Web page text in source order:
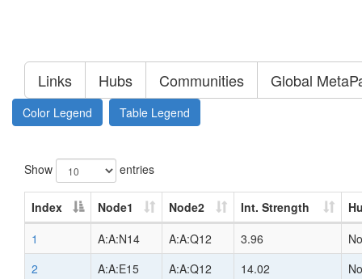
Links Hubs Communities Global
Color Legend Table Legend
Show entries
Index Node1 Node2 Int. Strength
1
A:A:N14 A:A:Q12 3.96
No
2
A:A:E15 A:A:Q12 14.02
No